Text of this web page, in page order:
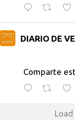
DIARIO DE
Comparte